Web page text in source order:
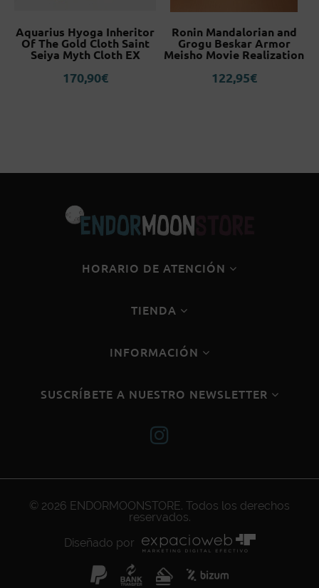
Aquarius Hyoga Inheritor
Of The Gold Cloth Saint
Seiya Myth Cloth EX
170,90€
Ronin Mandalorian and
Grogu Beskar Armor
Meisho Movie Realization
122,95€
HORARIO DE ATENCIÓN
TIENDA
INFORMACIÓN
SUSCRÍBETE A NUESTRO NEWSLETTER
© 2026 ENDORMOONSTORE. Todos los derechos
reservados.
Diseñado por